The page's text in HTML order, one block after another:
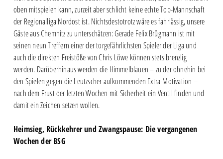
oben mitspielen kann, zurzeit aber schlicht keine echte Top-Mannschaft
der Regionalliga Nordost ist. Nichtsdestotrotz wäre es fahrlässig, unsere
Gäste aus Chemnitz zu unterschätzen: Gerade Felix Brügmann ist mit
seinen neun Treffern einer der torgefährlichsten Spieler der Liga und
auch die direkten Freistöße von Chris Löwe können stets brenzlig
werden. Darüberhinaus werden die Himmelblauen – zu der ohnehin bei
den Spielen gegen die Leutzscher aufkommenden Extra-Motivation –
nach dem Frust der letzten Wochen mit Sicherheit ein Ventil finden und
damit ein Zeichen setzen wollen.
Heimsieg, Rückkehrer und Zwangspause: Die vergangenen
Wochen der BSG